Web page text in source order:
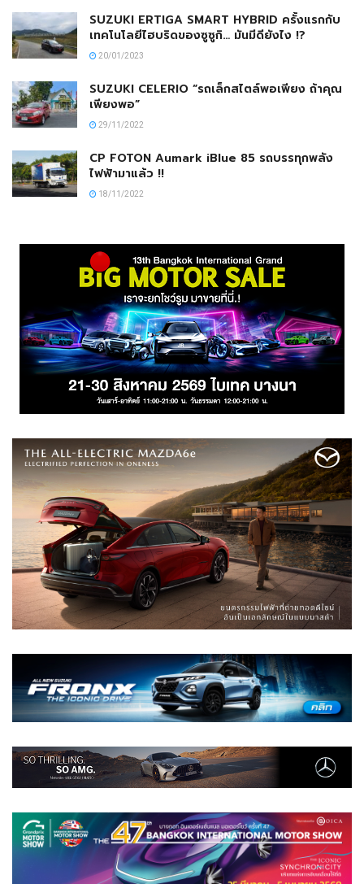
SUZUKI ERTIGA SMART HYBRID ครั้งแรกกับ
เทคโนโลยีไฮบริดของซูซูกิ… มันมีดียังไง !?
20/01/2023
SUZUKI CELERIO “รถเล็กสไตล์พอเพียง ถ้าคุณ
เพียงพอ”
29/11/2022
CP FOTON Aumark iBlue 85 รถบรรทุกพลัง
ไฟฟ้ามาแล้ว !!
18/11/2022